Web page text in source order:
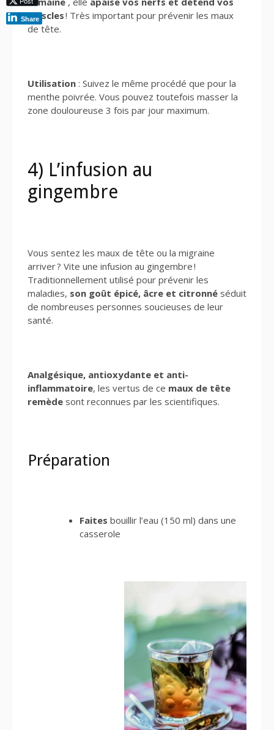
muscles! Très important pour prévenir les maux
de tête.
Utilisation : Suivez le même procédé que pour la
menthe poivrée. Vous pouvez toutefois masser la
zone douloureuse 3 fois par jour maximum.
4) L’infusion au
gingembre
Vous sentez les maux de tête ou la migraine
arriver ? Vite une infusion au gingembre !
Traditionnellement utilisé pour prévenir les
maladies, son goût épicé, âcre et citronné séduit
de nombreuses personnes soucieuses de leur
santé.
Analgésique, antioxydante et anti-
inflammatoire, les vertus de ce maux de tête
remède sont reconnues par les scientifiques.
Préparation
Faites bouillir l’eau (150 ml) dans une
casserole
Share